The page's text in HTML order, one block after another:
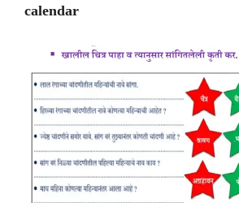
calendar